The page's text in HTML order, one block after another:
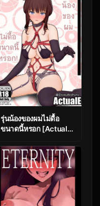
รุ่นน้องของผมไม่ดื้อ
ขนาดนี้หรอก [ActualE]
Impact)